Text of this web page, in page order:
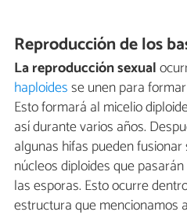
Reproducción de los
La reproducción sexual
haploidesse unen para
Esto formará al micelio
así durante varios años.
algunas hifas pueden
núcleos diploides que
las esporas. Esto ocurre
estructura que mencionamos